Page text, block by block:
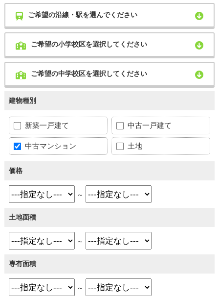
ご希望の沿線・駅を選んでください
ご希望の小学校区を選択してください
ご希望の中学校区を選択してください
建物種別
新築一戸建て 中古一戸建て
中古マンション 土地
価格
～
土地面積
～
専有面積
～